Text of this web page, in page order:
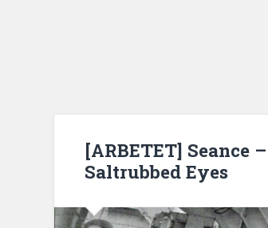
[ARBETET] Seance –
Saltrubbed Eyes